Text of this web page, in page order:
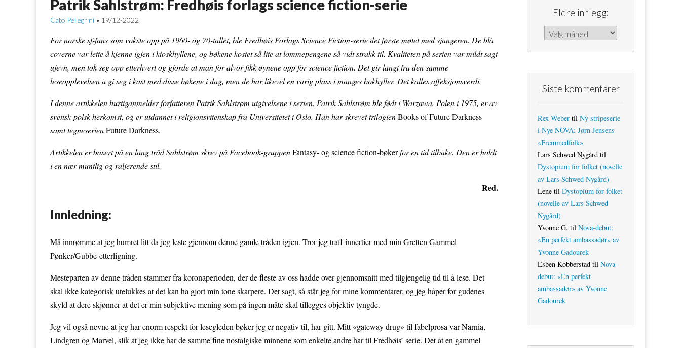
Patrik Sahlstrøm: Fredhøis forlags science fiction-serie
Cato Pellegrini • 19/12-2022
For norske sf-fans som vokste opp på 1960- og 70-tallet, ble Fredhøis Forlags Science Fiction-serie det første møtet med sjangeren. De blå
coverne var lette å kjenne igjen i kioskhyllene, og bøkene kostet så lite at lommepengene så vidt strakk til. Kvaliteten på serien var mildt sagt
ujevn, men tok seg opp etterhvert og gjorde at man for alvor fikk øynene opp for science fiction. Det gir langt fra den samme
leseopplevelsen å gi seg i kast med disse bøkene i dag, men de har likevel en varig plass i manges bokhyller. Det kalles affeksjonsverdi.
I denne artikkelen hurtiganmelder forfatteren Patrik Sahlstrøm utgivelsene i serien. Patrik Sahlstrøm ble født i Warzawa, Polen i 1975, er av
svensk-polsk herkomst, og er utdannet i religionsvitenskap fra Universitetet i Oslo. Han har skrevet trilogienBooks of Future Darkness
samt tegneserienFuture Darkness.
Artikkelen er basert på en lang tråd Sahlstrøm skrev på Facebook-gruppenFantasy- og science fiction-bøkerfor en tid tilbake. Den er holdt
i en nær-muntlig og raljerende stil.
Red.
Innledning:
Må innrømme at jeg humret litt da jeg leste gjennom denne gamle tråden igjen. Tror jeg traff innertier med min Gretten Gammel
Pønker/Gubbe-etterligning.
Mesteparten av denne tråden stammer fra koronaperioden, der de fleste av oss hadde over gjennomsnitt med tilgjengelig tid til å lese. Det
skal ikke kategorisk utelukkes at det kan ha gjort min tone skarpere. Det sagt, så står jeg for mine kommentarer, og jeg håper for gudenes
skyld at dere skjønner at det er min subjektive mening som på ingen måte skal tillegges objektiv tyngde.
Jeg vil også nevne at jeg har enorm respekt for lesegleden bøker jeg er negativ til, har gitt. Mitt «gateway drug» til fabelprosa var Narnia,
Lindgren og Marvel, slik at jeg ikke har de samme fine nostalgiske minnene som enkelte andre har til Fredhøis’ serie. Det at en gammel
Eldre innlegg:
Eldre innlegg:
Siste kommentarer
Rex Weber til Ny stripeserie
i Nye NOVA: Jørn Jensens
«Fremmedfolk»
Lars Schwed Nygård til
Dystopium for folket (novelle
av Lars Schwed Nygård)
Lene til Dystopium for folket
(novelle av Lars Schwed
Nygård)
Yvonne G. til Nova-debut:
«En perfekt ambassadør» av
Yvonne Gadourek
Esben Kobberstad til Nova-
debut: «En perfekt
ambassadør» av Yvonne
Gadourek